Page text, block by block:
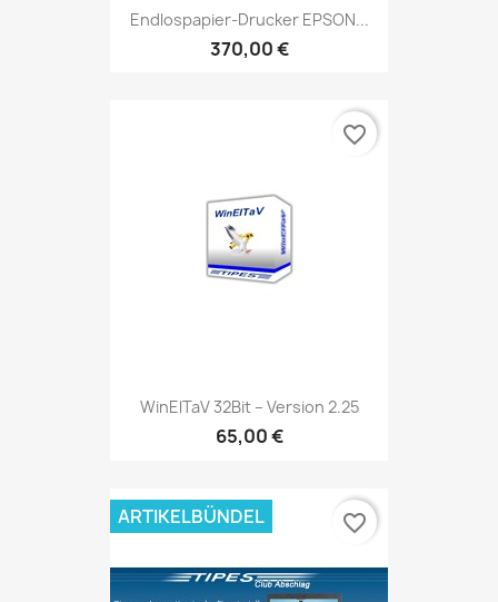
Endlospapier-Drucker EPSON...
370,00 €
WinElTaV 32Bit – Version 2.25
65,00 €
favorite_border
ARTIKELBÜNDEL favorite_border